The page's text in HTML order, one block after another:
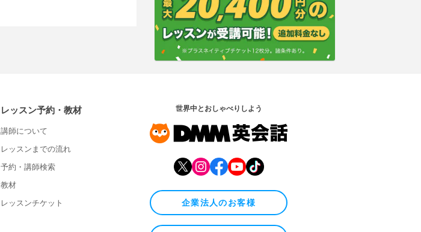
レッスン予約・教材
講師について
レッスンまでの流れ
予約・講師検索
教材
レッスンチケット
世界中とおしゃべりしよう
企業法人のお客様